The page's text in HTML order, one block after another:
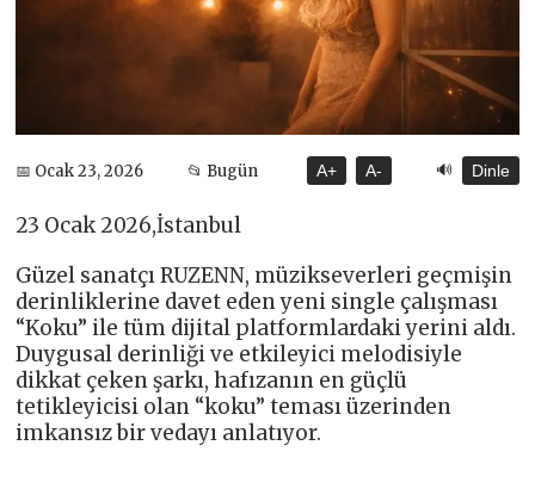
📅 Ocak 23, 2026 📂 Bugün A+ A- 🔊 Dinle
23 Ocak 2026,İstanbul
Güzel sanatçı RUZENN, müzikseverleri geçmişin
derinliklerine davet eden yeni single çalışması
“Koku” ile tüm dijital platformlardaki yerini aldı.
Duygusal derinliği ve etkileyici melodisiyle
dikkat çeken şarkı, hafızanın en güçlü
tetikleyicisi olan “koku” teması üzerinden
imkansız bir vedayı anlatıyor.